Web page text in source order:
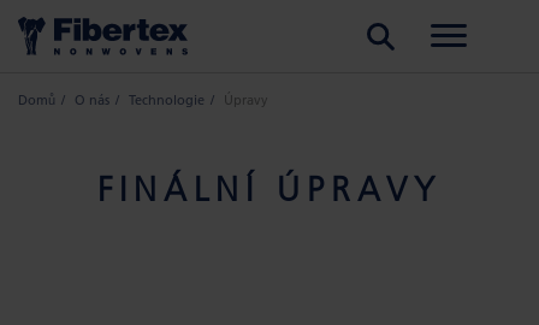
Domů O nás Technologie Úpravy
FINÁLNÍ ÚPRAVY